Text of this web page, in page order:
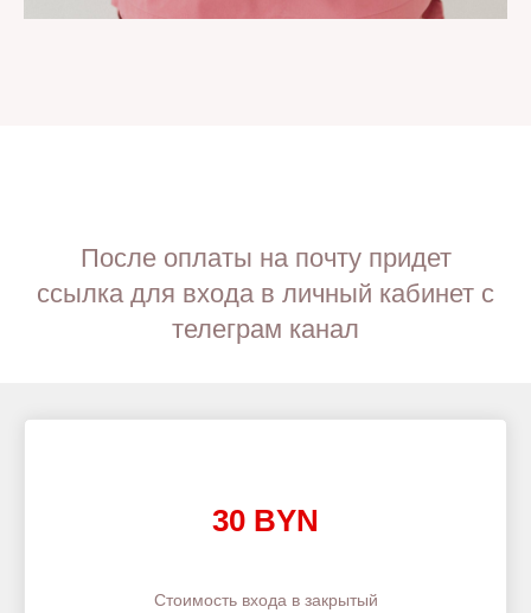
После оплаты на почту придет
ссылка для входа в личный кабинет с
телеграм канал
30 BYN
Стоимость входа в закрытый